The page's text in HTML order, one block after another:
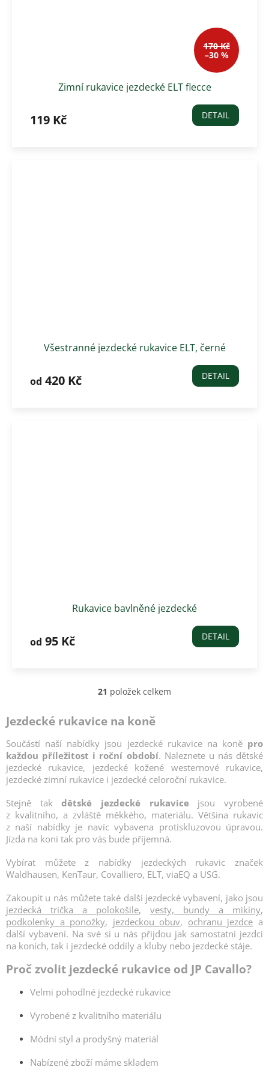
170 Kč
–30 %
Zimní rukavice jezdecké ELT flecce
119 Kč DETAIL
Všestranné jezdecké rukavice ELT, černé
od 420 Kč DETAIL
Rukavice bavlněné jezdecké
od 95 Kč DETAIL
O
l
á
d
a
c
í
p
r
v
k
y
v
i
u
21 položek celkem
Jezdecké rukavice na koně
Součástí naší nabídky jsou jezdecké rukavice na koně pro
každou příležitost i roční období. Naleznete u nás dětské
jezdecké rukavice, jezdecké kožené westernové rukavice,
jezdecké zimní rukavice i jezdecké celoroční rukavice.
Stejně takdětské jezdecké rukavice jsou vyrobené
z kvalitního, a zvláště měkkého, materiálu. Většina rukavic
z naší nabídky je navíc vybavena protiskluzovou úpravou.
Jízda na koni tak pro vás bude příjemná.
Vybírat můžete z nabídky jezdeckých rukavic značek
Waldhausen, KenTaur, Covalliero, ELT, viaEQ a USG.
Zakoupit u nás můžete také další jezdecké vybavení, jako jsou
jezdecká trička a polokošile, vesty, bundy a mikiny,
podkolenky a ponožky, jezdeckou obuv, ochranu jezdce a
další vybavení. Na své si u nás přijdou jak samostatní jezdci
na koních, tak i jezdecké oddíly a kluby nebo jezdecké stáje.
Proč zvolit jezdecké rukavice od JP Cavallo?
Velmi pohodlné jezdecké rukavice
Vyrobené z kvalitního materiálu
Módní styl a prodyšný materiál
Nabízené zboží máme skladem